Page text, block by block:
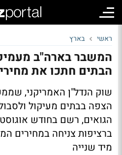
ראשי בארץ
הבתים חתכו את
שוק הנדל"ן האמריקני,
הצפה בבתים מעיקול
הגואים, רשם בחודש
ברציפות צניחה במחירים
מיד שנייה